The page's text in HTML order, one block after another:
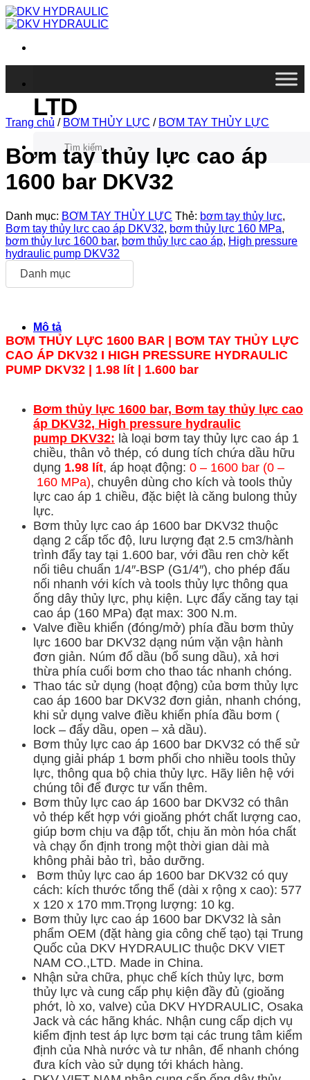
Chuyển
đến
dung
LTD
kiếm:
Trang chủ / BƠM THỦY LỰC / BƠM TAY THỦY LỰC
Bơm tay thủy lực cao áp
1600 bar DKV32
Danh mục: BƠM TAY THỦY LỰC Thẻ: bơm tay thủy lực,
Bơm tay thủy lực cao áp DKV32, bơm thủy lực 160 MPa,
bơm thủy lực 1600 bar, bơm thủy lực cao áp, High pressure
hydraulic pump DKV32
Danh mục
Mô tả
BƠM THỦY LỰC 1600 BAR | BƠM TAY THỦY LỰC
CAO ÁP DKV32 I HIGH PRESSURE HYDRAULIC
PUMP DKV32 | 1.98 lít | 1.600 bar
Bơm thủy lực 1600 bar, Bơm tay thủy lực cao
áp DKV32, High pressure hydraulic
pump DKV32: là loại bơm tay thủy lực cao áp 1
chiều, thân vỏ thép, có dung tích chứa dầu hữu
dụng 1.98 lít, áp hoạt động: 0 – 1600 bar (0 –
160 MPa), chuyên dùng cho kích và tools thủy
lực cao áp 1 chiều, đặc biệt là căng bulong thủy
lực.
Bơm thủy lực cao áp 1600 bar DKV32 thuộc
dạng 2 cấp tốc độ, lưu lượng đạt 2.5 cm3/hành
trình đẩy tay tại 1.600 bar, với đầu ren chờ kết
nối tiêu chuẩn 1/4″-BSP (G1/4″), cho phép đấu
nối nhanh với kích và tools thủy lực thông qua
ống dây thủy lực, phụ kiện. Lực đẩy căng tay tại
cao áp (160 MPa) đạt max: 300 N.m.
Valve điều khiển (đóng/mở) phía đầu bơm thủy
lực 1600 bar DKV32 dạng núm vặn vận hành
đơn giản. Núm đổ dầu (bổ sung dầu), xả hơi
thừa phía cuối bơm cho thao tác nhanh chóng.
Thao tác sử dụng (hoạt động) của bơm thủy lực
cao áp 1600 bar DKV32 đơn giản, nhanh chóng,
khi sử dụng valve điều khiển phía đầu bơm (
lock – đẩy dầu, open – xả dầu).
Bơm thủy lực cao áp 1600 bar DKV32 có thể sử
dụng giải pháp 1 bơm phối cho nhiều tools thủy
lực, thông qua bộ chia thủy lực. Hãy liên hệ với
chúng tôi để được tư vấn thêm.
Bơm thủy lực cao áp 1600 bar DKV32 có thân
vỏ thép kết hợp với gioăng phớt chất lượng cao,
giúp bơm chịu va đập tốt, chịu ăn mòn hóa chất
và chạy ổn định trong một thời gian dài mà
không phải bảo trì, bảo dưỡng.
Bơm thủy lực cao áp 1600 bar DKV32 có quy
cách: kích thước tổng thể (dài x rộng x cao): 577
x 120 x 170 mm.Trọng lượng: 10 kg.
Bơm thủy lực cao áp 1600 bar DKV32 là sản
phẩm OEM (đặt hàng gia công chế tạo) tại Trung
Quốc của DKV HYDRAULIC thuộc DKV VIET
NAM CO.,LTD. Made in China.
Nhận sửa chữa, phục chế kích thủy lực, bơm
thủy lực và cung cấp phụ kiện đầy đủ (gioăng
phớt, lò xo, valve) của DKV HYDRAULIC, Osaka
Jack và các hãng khác. Nhận cung cấp dịch vụ
kiểm định test áp lực bơm tại các trung tâm kiểm
định của Nhà nước và tư nhân, để nhanh chóng
đưa kích vào sử dụng tới khách hàng.